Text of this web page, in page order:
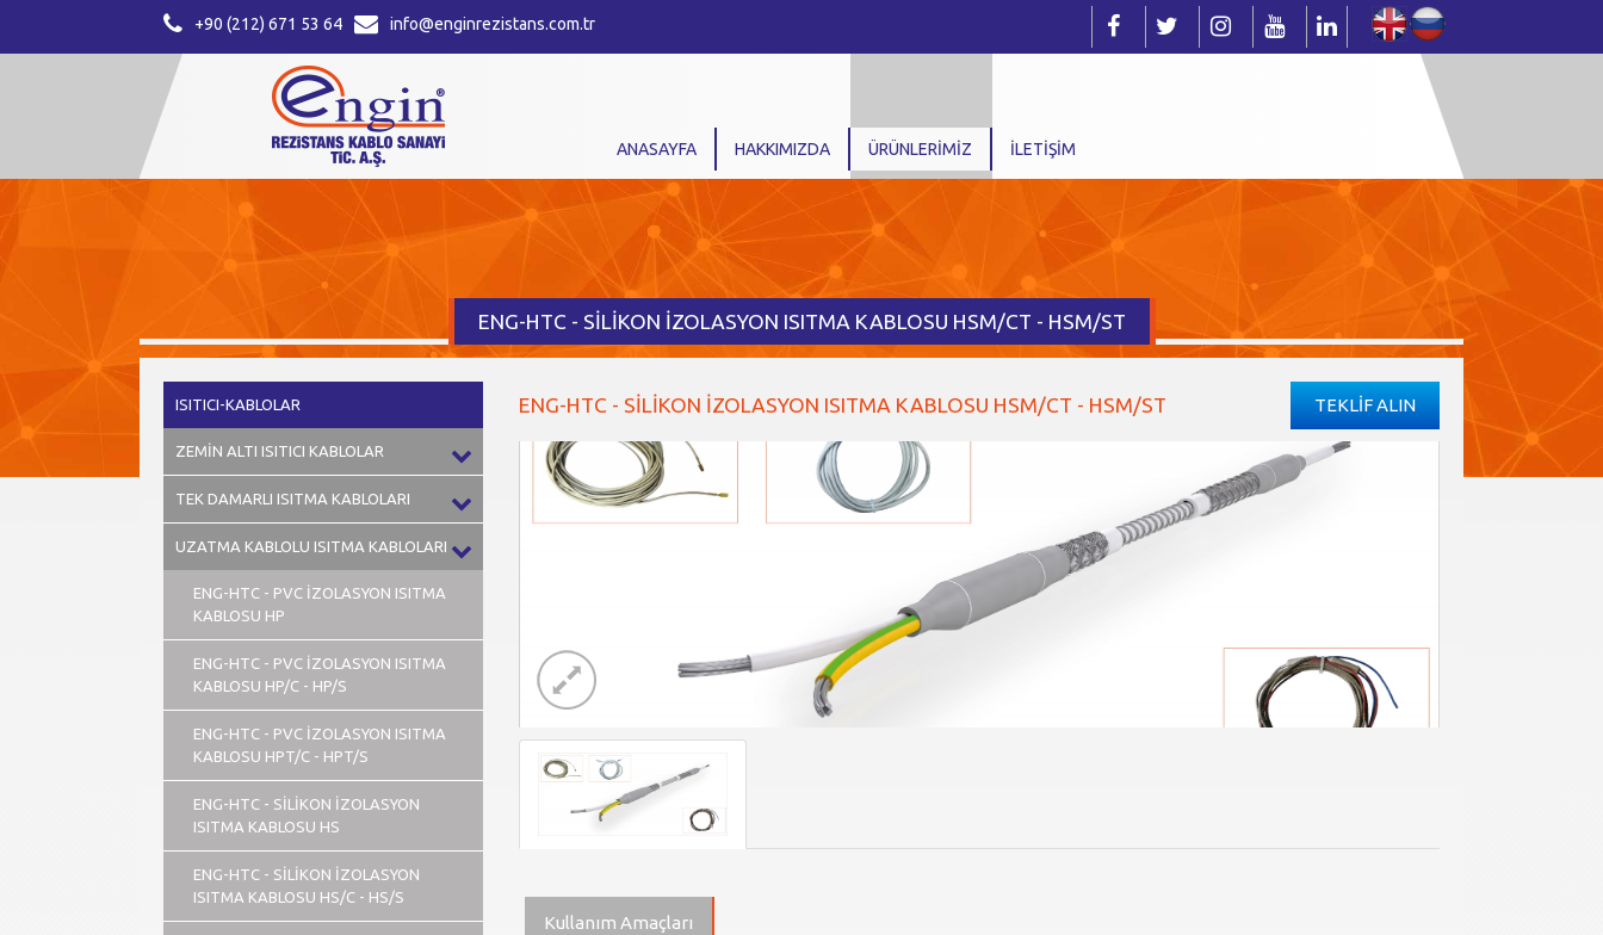
+90 (212) 671 53 64 info@enginrezistans.com.tr
ANASAYFA HAKKIMIZDA ÜRÜNLERİMİZ İLETİŞİM
ENG-HTC - SİLİKON İZOLASYON ISITMA KABLOSU HSM/CT - HSM/ST
ISITICI-KABLOLAR
ZEMİN ALTI ISITICI KABLOLAR
TEK DAMARLI ISITMA KABLOLARI
UZATMA KABLOLU ISITMA KABLOLARI
ENG-HTC - PVC İZOLASYON ISITMA
KABLOSU HP
ENG-HTC - PVC İZOLASYON ISITMA
KABLOSU HP/C - HP/S
ENG-HTC - PVC İZOLASYON ISITMA
KABLOSU HPT/C - HPT/S
ENG-HTC - SİLİKON İZOLASYON
ISITMA KABLOSU HS
ENG-HTC - SİLİKON İZOLASYON
ISITMA KABLOSU HS/C - HS/S
ENG-HTC - SİLİKON İZOLASYON ISITMA KABLOSU HSM/CT - HSM/ST TEKLİF ALIN
Kullanım Amaçları